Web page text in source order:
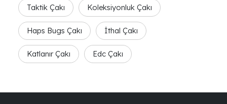
Taktik Çakı Koleksiyonluk Çakı
Haps Bugs Çakı İthal Çakı
Katlanır Çakı Edc Çakı